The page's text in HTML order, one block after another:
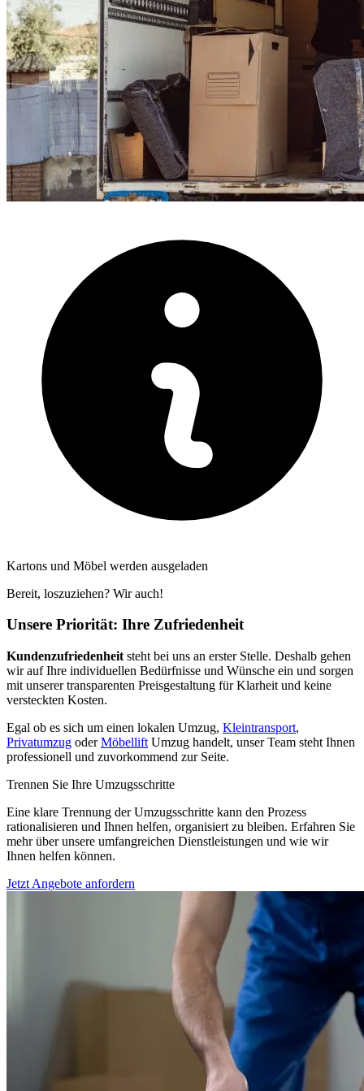
Kartons und Möbel werden ausgeladen
Bereit, loszuziehen? Wir auch!
Unsere Priorität: Ihre Zufriedenheit
Kundenzufriedenheit steht bei uns an erster Stelle. Deshalb gehen
wir auf Ihre individuellen Bedürfnisse und Wünsche ein und sorgen
mit unserer transparenten Preisgestaltung für Klarheit und keine
versteckten Kosten.
Egal ob es sich um einen lokalen Umzug, Kleintransport,
Privatumzug oderMöbellift Umzug handelt, unser Team steht Ihnen
professionell und zuvorkommend zur Seite.
Trennen Sie Ihre Umzugsschritte
Eine klare Trennung der Umzugsschritte kann den Prozess
rationalisieren und Ihnen helfen, organisiert zu bleiben. Erfahren Sie
mehr über unsere umfangreichen Dienstleistungen und wie wir
Ihnen helfen können.
Jetzt Angebote anfordern